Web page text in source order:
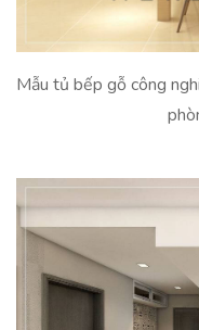
Mẫu tủ bếp gỗ công